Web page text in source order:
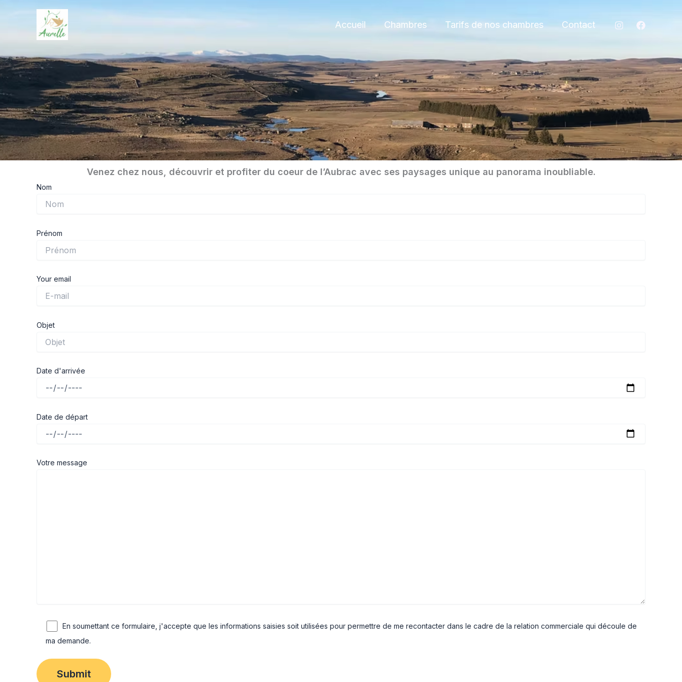
Accueil Chambres Tarifs de nos chambres Contact
Venez chez nous, découvrir et profiter du coeur de l’Aubrac avec ses paysages unique au panorama inoubliable.
Nom
Prénom
Your email
Objet
Date d'arrivée
Date de départ
Votre message
En soumettant ce formulaire, j'accepte que les informations saisies soit utilisées pour permettre de me recontacter dans le cadre de la relation commerciale qui découle de
ma demande.